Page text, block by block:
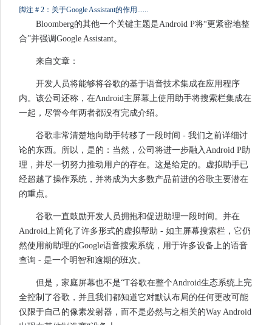
脚注＃2：关于Google Assistant的作用......
Bloomberg的其他一个关键主题是Android P将“更紧密地整
合”并强调Google Assistant。
来自文章：
开发人员将能够将谷歌的基于语音技术集成在应用程序
内。该公司还称，在Android主屏幕上使用助手将搜索栏集成在
一起，尽管今年两者都没有完成介绍。
谷歌非常清楚地向助手转移了一段时间 - 我们之前详细讨
论的东西。所以，是的：当然，公司将进一步融入Android P助
理，并尽一切努力推动用户的存在。这是给定的。虚拟助手已
经超越了操作系统，并将成为大多数产品前进的谷歌主要潜在
的重点。
谷歌一直鼓励开发人员拥抱和促进助理一段时间。并在
Android上简化了许多形式的虚拟帮助 - 如主屏幕搜索栏，它仍
然使用前助理的Google语音搜索系统，用于许多设备上的语音
查询 - 是一个明智和逾期的班次。
但是，家庭屏幕也不是“T谷歌在整个Android生态系统上完
全控制了谷歌，并且我们都知道它对默认布局的任何更改可能
仅限于自己的像素发射器，而不是必然与之相关的Way Android